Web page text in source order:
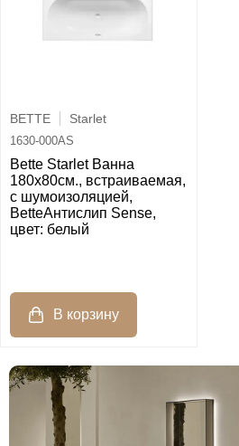
BETTE Starlet
1630-000AS
Bette Starlet Ванна
180x80см., встраиваемая,
с шумоизоляцией,
BetteАнтислип Sense,
цвет: белый